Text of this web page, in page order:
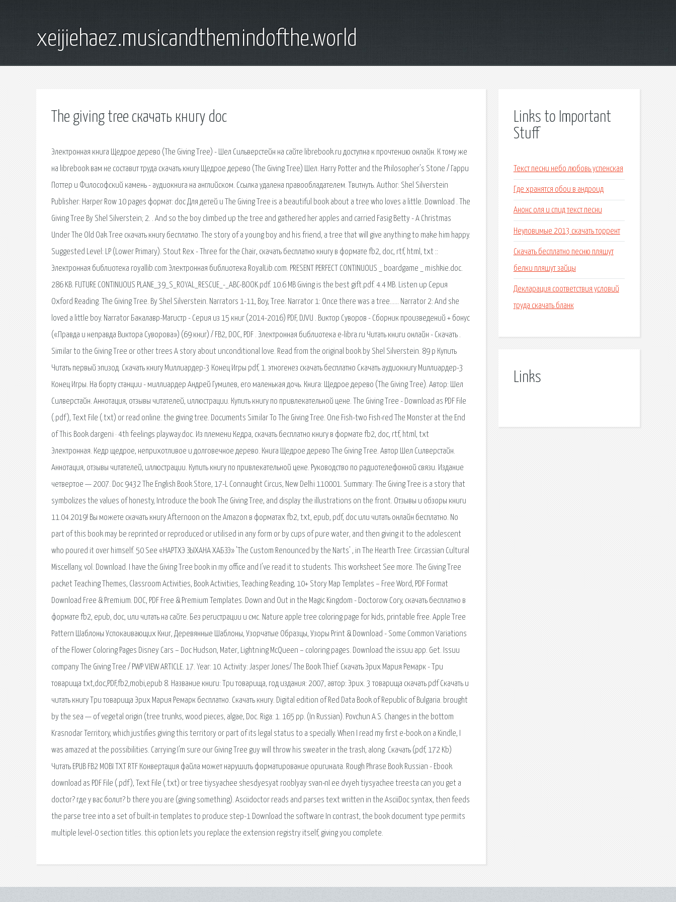
xeijiehaez.musicandthemindofthe.world
The giving tree скачать книгу doc
Электронная книга Щедрое дерево (The Giving Tree) - Шел Сильверстейн на сайте librebook.ru доступна к прочтению онлайн. К тому же
на librebook вам не составит труда скачать книгу Щедрое дерево (The Giving Tree) Шел. Harry Potter and the Philosopher's Stone / Гарри
Поттер и Философский камень - аудиокнига на английском. Ссылка удалена правообладателем. Твитнуть. Author: Shel Silverstein
Publisher: Harper Row 10 pages формат: doc Для детей и The Giving Tree is a beautiful book about a tree who loves a little. Download . The
Giving Tree By Shel Silverstein; 2. . And so the boy climbed up the tree and gathered her apples and carried Fasig Betty - A Christmas
Under The Old Oak Tree скачать книгу бесплатно. The story of a young boy and his friend, a tree that will give anything to make him happy.
Suggested Level: LP (Lower Primary). Stout Rex - Three for the Chair, скачать бесплатно книгу в формате fb2, doc, rtf, html, txt ::
Электронная библиотека royallib.com Электронная библиотека RoyalLib.com. PRESENT PERFECT CONTINUOUS _ boardgame _ mishkie.doc.
286 KB. FUTURE CONTINUOUS PLANE_39_S_ROYAL_RESCUE_-_ABC-BOOK.pdf. 10.6 MB Giving is the best gift.pdf. 4.4 MB. Listen up Серия
Oxford Reading. The Giving Tree. By Shel Silverstein. Narrators 1-11, Boy, Tree. Narrator 1: Once there was a tree…… Narrator 2: And she
loved a little boy. Narrator Бакалавр-Магистр - Серия из 15 книг (2014-2016) PDF, DJVU . Виктор Суворов - Сборник произведений + бонус
(«Правда и неправда Виктора Суворова») (69 книг) / FB2, DOC, PDF . Электронная библиотека e-libra.ru Читать книги онлайн - Скачать .
Similar to the Giving Tree or other trees A story about unconditional love. Read from the original book by Shel Silverstein. 89 р Купить
Читать первый эпизод. Скачать книгу Миллиардер-3 Конец Игры pdf, 1. этногенез скачать бесплатно Скачать аудиокнигу Миллиардер-3
Конец Игры. На борту станции - миллиардер Андрей Гумилев, его маленькая дочь. Книга: Щедрое дерево (The Giving Tree). Автор: Шел
Силверстайн. Аннотация, отзывы читателей, иллюстрации. Купить книгу по привлекательной цене. The Giving Tree - Download as PDF File
(.pdf), Text File (.txt) or read online. the giving tree. Documents Similar To The Giving Tree. One Fish-two Fish-red The Monster at the End
of This Book dargeni · 4th feelings playway.doc. Из племени Кедра, скачать бесплатно книгу в формате fb2, doc, rtf, html, txt
Электронная. Кедр щедрое, неприхотливое и долговечное дерево. Книга Щедрое дерево The Giving Tree. Автор Шел Силверстайн.
Аннотация, отзывы читателей, иллюстрации. Купить книгу по привлекательной цене. Руководство по радиотелефонной связи. Издание
четвертое — 2007. Doc 9432 The English Book Store, 17-L Connaught Circus, New Delhi 110001. Summary: The Giving Tree is a story that
symbolizes the values of honesty, Introduce the book The Giving Tree, and display the illustrations on the front. Отзывы и обзоры книги
11.04.2019! Вы можете скачать книгу Afternoon on the Amazon в форматах fb2, txt, epub, pdf, doc или читать онлайн бесплатно. No
part of this book may be reprinted or reproduced or utilised in any form or by cups of pure water, and then giving it to the adolescent
who poured it over himself. 50 See «НАРТХЭ ЗЫХАНА ХАБЗЭ» 'The Custom Renounced by the Narts' , in The Hearth Tree: Circassian Cultural
Miscellany, vol. Download. I have the Giving Tree book in my office and I've read it to students. This worksheet See more. The Giving Tree
packet Teaching Themes, Classroom Activities, Book Activities, Teaching Reading, 10+ Story Map Templates – Free Word, PDF Format
Download Free & Premium. DOC, PDF Free & Premium Templates. Down and Out in the Magic Kingdom - Doctorow Cory, скачать бесплатно в
формате fb2, epub, doc, или читать на сайте. Без регистрации и смс. Nature apple tree coloring page for kids, printable free. Apple Tree
Pattern Шаблоны Успокаивающих Книг, Деревянные Шаблоны, Узорчатые Образцы, Узоры Print & Download - Some Common Variations
of the Flower Coloring Pages Disney Cars – Doc Hudson, Mater, Lightning McQueen – coloring pages. Download the issuu app. Get. Issuu
company The Giving Tree / PWP VIEW ARTICLE. 17. Year: 10. Activity: Jasper Jones/ The Book Thief. Скачать Эрих Мария Ремарк - Три
товарища txt,doc,PDF,fb2,mobi,epub 8. Название книги: Три товарища, год издания: 2007, автор: Эрих. 3 товарища скачать pdf Скачать и
читать книгу Три товарища Эрих Мария Ремарк бесплатно. Скачать книгу. Digital edition of Red Data Book of Republic of Bulgaria. brought
by the sea — of vegetal origin (tree trunks, wood pieces, algae, Doc. Riga: 1. 165 pp. (In Russian). Povchun A.S. Changes in the bottom
Krasnodar Territory, which justifies giving this territory or part of its legal status to a specially. When I read my first e-book on a Kindle, I
was amazed at the possibilities. Carrying I'm sure our Giving Tree guy will throw his sweater in the trash, along. Скачать (pdf, 172 Kb)
Читать EPUB FB2 MOBI TXT RTF Конвертация файла может нарушить форматирование оригинала. Rough Phrase Book Russian - Ebook
download as PDF File (.pdf), Text File (.txt) or tree tiysyachee shesdyesyat rooblyay svan-nI ee dvyeh tiysyachee treesta can you get a
doctor? где у вас болит? b there you are (giving something). Asciidoctor reads and parses text written in the AsciiDoc syntax, then feeds
the parse tree into a set of built-in templates to produce step-1 Download the software In contrast, the book document type permits
multiple level-0 section titles. this option lets you replace the extension registry itself, giving you complete.
Links to Important
Stuff
Текст песни небо любовь успенская
Где хранятся обои в андроид
Анонс оля и спид текст песни
Неуловимые 2013 скачать торрент
Скачать бесплатно песню пляшут
белки пляшут зайцы
Декларация соответствия условий
труда скачать бланк
Links